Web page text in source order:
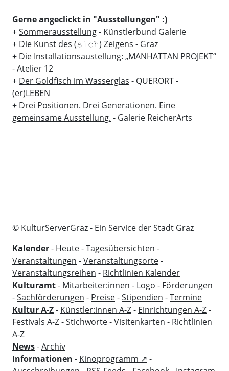
Gerne angeclickt in "Ausstellungen" :)
+Sommerausstellung- Künstlerbund Galerie
+ Die Kunst des (𝚜̶𝚒̶𝚌̶𝚑̶) Zeigens - Graz
+ Die Installationsaustellung: „MANHATTAN PROJEKT“
- Atelier 12
+ Der Goldfisch im Wasserglas - QUERORT -
(er)LEBEN
+ Drei Positionen. Drei Generationen. Eine
gemeinsame Ausstellung. - Galerie ReicherArts
© KulturServerGraz - Ein Service der Stadt Graz
Kalender- Heute-Tagesübersichten -
Veranstaltungen -Veranstaltungsorte-
Veranstaltungsreihen - Richtlinien Kalender
Kulturamt- Mitarbeiter:innen - Logo - Förderungen
-Sachförderungen - Preise-Stipendien -Termine
Kultur A-Z- Künstler:innen A-Z- Einrichtungen A-Z-
Festivals A-Z-Stichworte-Visitenkarten - Richtlinien
A-Z
News-Archiv
Informationen - Kinoprogramm ↗ -